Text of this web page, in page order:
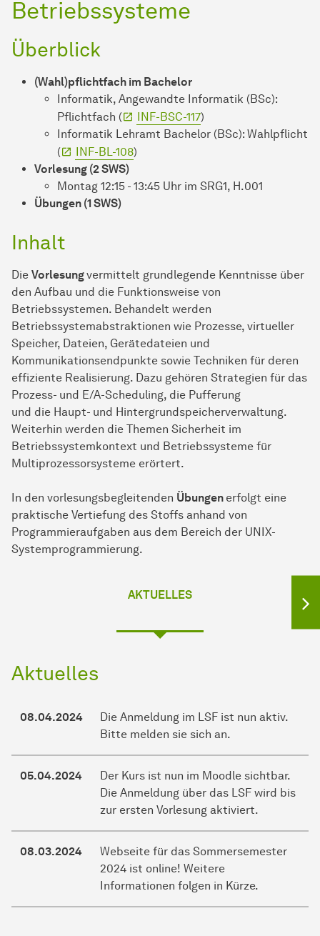
Betriebssysteme
Überblick
(Wahl)pflichtfach im Bachelor
Informatik, Angewandte Informatik (BSc):
Pflichtfach (
INF-BSC-117)
Informatik Lehramt Bachelor (BSc): Wahlpflicht
(
INF-BL-108)
Vorlesung (2 SWS)
Montag 12:15 - 13:45 Uhr im SRG1, H.001
Übungen (1 SWS)
Inhalt
Die Vorlesungvermittelt grundlegende Kenntnisse über
den Aufbau und die Funktionsweise von
Betriebssystemen. Behandelt werden
Betriebssystemabstraktionen wie Prozesse, virtueller
Speicher, Dateien, Gerätedateien und
Kommunikationsendpunkte sowie Techniken für deren
effiziente Realisierung. Dazu gehören Strategien für das
Prozess- und E/A-Scheduling, die Pufferung
und die Haupt- und Hintergrundspeicherverwaltung.
Weiterhin werden die Themen Sicherheit im
Betriebssystemkontext und Betriebssysteme für
Multiprozessorsysteme erörtert.
In den vorlesungsbegleitenden Übungen erfolgt eine
praktische Vertiefung des Stoffs anhand von
Programmieraufgaben aus dem Bereich der UNIX-
Systemprogrammierung.
AKTUELLES
Aktuelles
08.04.2024
Die Anmeldung im LSF ist nun aktiv.
Bitte melden sie sich an.
05.04.2024
Der Kurs ist nun im Moodle sichtbar.
Die Anmeldung über das LSF wird bis
zur ersten Vorlesung aktiviert.
08.03.2024
Webseite für das Sommersemester
2024 ist online! Weitere
Informationen folgen in Kürze.